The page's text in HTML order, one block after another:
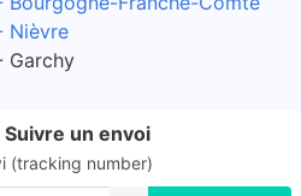
Nièvre
Garchy
Suivre un envoi
(tracking number)